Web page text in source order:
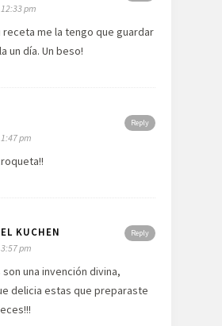
pm
receta me la tengo que guardar
un día. Un beso!
Reply
pm
Reply
KUCHEN
pm
una invención divina,
delicia estas que preparaste